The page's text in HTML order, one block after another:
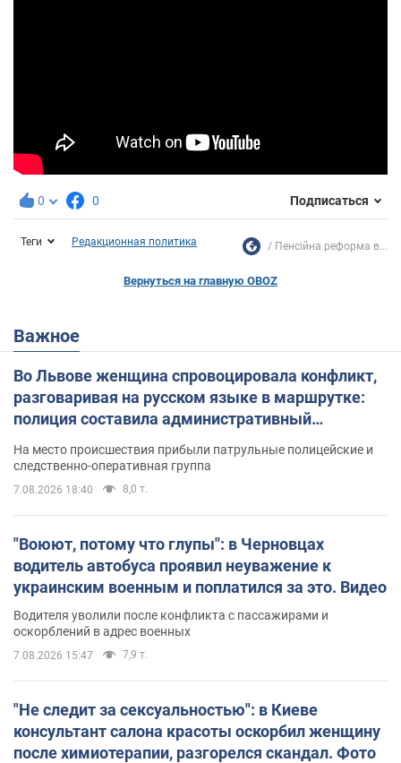
0 0 Подписаться
Теги Редакционная политика Пенсійна реформа в...
Вернуться на главную OBOZ
Важное
Во Львове женщина спровоцировала конфликт,
разговаривая на русском языке в маршрутке:
полиция составила административный
На место происшествия прибыли патрульные полицейские и
следственно-оперативная группа
7.08.2026 18:40 8,0 т.
"Воюют, потому что глупы": в Черновцах
водитель автобуса проявил неуважение к
украинским военным и поплатился за это. Видео
Водителя уволили после конфликта с пассажирами и
оскорблений в адрес военных
7.08.2026 15:47 7,9 т.
"Не следит за сексуальностью": в Киеве
консультант салона красоты оскорбил женщину
после химиотерапии, разгорелся скандал. Фото